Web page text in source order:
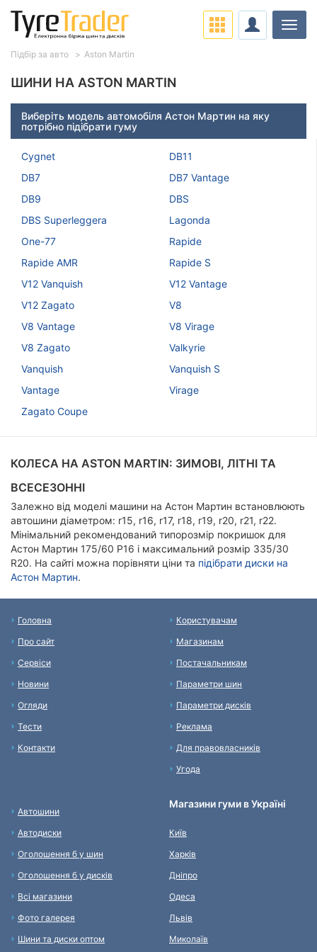
ШИНИ НА ASTON MARTIN
Виберіть модель автомобіля Астон Мартин на яку
потрібно підібрати гуму
Cygnet
DB11
DB7
DB7 Vantage
DB9
DBS
DBS Superleggera
Lagonda
One-77
Rapide
Rapide AMR
Rapide S
V12 Vanquish
V12 Vantage
V12 Zagato
V8
V8 Vantage
V8 Virage
V8 Zagato
Valkyrie
Vanquish
Vanquish S
Vantage
Virage
Zagato Coupe
КОЛЕСА НА ASTON MARTIN: ЗИМОВІ, ЛІТНІ ТА
ВСЕСЕЗОННІ
Залежно від моделі машини на Астон Мартин встановлюють
автошини діаметром: r15, r16, r17, r18, r19, r20, r21, r22.
Мінімальний рекомендований типорозмір покришок для
Астон Мартин 175/60 Р16 і максимальний розмір 335/30
R20. На сайті можна порівняти ціни та підібрати диски на
Астон Мартин.
Підбір за авто Aston Martin
Головна
Про сайт
Сервіси
Новини
Огляди
Тести
Контакти
Користувачам
Магазинам
Постачальникам
Параметри шин
Параметри дисків
Реклама
Для правовласників
Угода
Автошини
Автодиски
Оголошення б у шин
Оголошення б у дисків
Всі магазини
Фото галерея
Шини та диски оптом
Магазини гуми в Україні
Київ
Харків
Дніпро
Одеса
Львів
Миколаїв